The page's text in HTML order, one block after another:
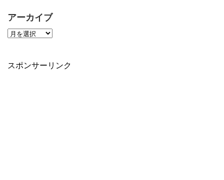
アーカイブ
スポンサーリンク